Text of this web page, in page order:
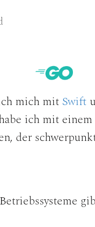
mich mit Swift
ich mit
der